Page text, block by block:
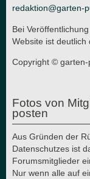
redaktion@garten-
Bei
Website ist deutlich
Copyright © garten-
Fotos von
posten
Aus Gründen der
Datenschutzes ist
Forumsmitglieder
Nur wenn alle auf